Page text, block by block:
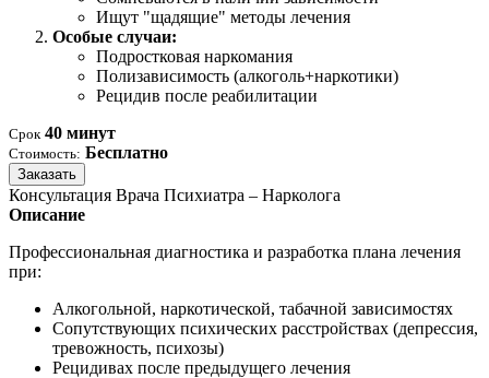
Ищут "щадящие" методы лечения
Особые случаи:
Подростковая наркомания
Полизависимость (алкоголь+наркотики)
Рецидив после реабилитации
Срок 40 минут
Стоимость: Бесплатно
Заказать
Консультация Врача Психиатра – Нарколога
Описание
Профессиональная диагностика и разработка плана лечения
при:
Алкогольной, наркотической, табачной зависимостях
Сопутствующих психических расстройствах (депрессия,
тревожность, психозы)
Рецидивах после предыдущего лечения